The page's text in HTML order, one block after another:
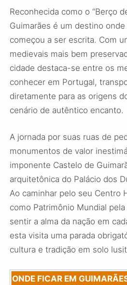
Reconhecida como o “Berço
Guimarães é um destino
começou a ser escrita. Com
medievais mais bem
cidade destaca-se entre os
conhecer em Portugal,
diretamente para as origens
cenário de autêntico encanto.
A jornada por suas ruas de
monumentos de valor
imponente Castelo de
arquitetônica do Palácio dos
Ao caminhar pelo seu Centro
como Patrimônio Mundial
sentir a alma da nação em
esta visita uma parada
cultura e tradição em solo
ONDE FICAR EM